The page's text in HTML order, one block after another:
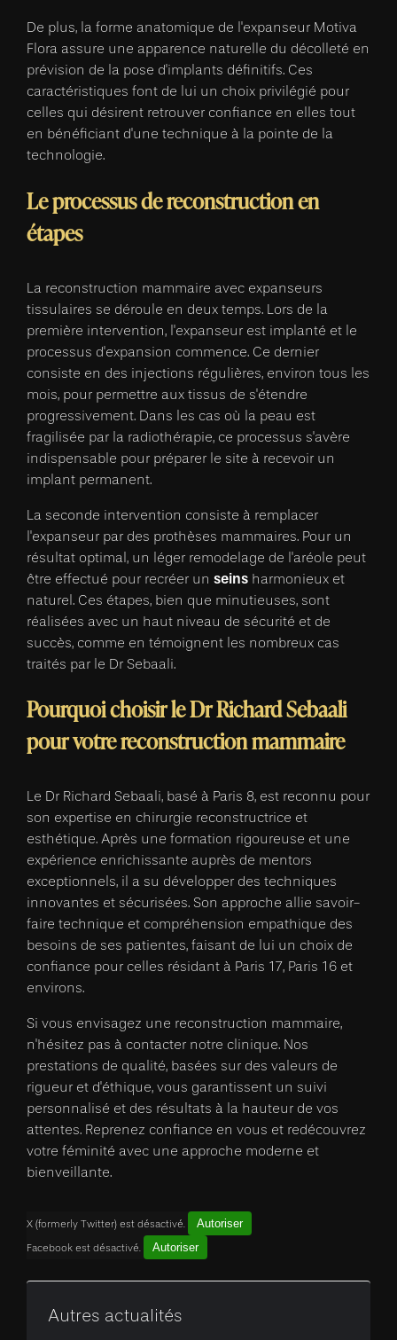
De plus, la forme anatomique de l'expanseur Motiva
Flora assure une apparence naturelle du décolleté en
prévision de la pose d'implants définitifs. Ces
caractéristiques font de lui un choix privilégié pour
celles qui désirent retrouver confiance en elles tout
en bénéficiant d'une technique à la pointe de la
technologie.
Le processus de reconstruction en
étapes
La reconstruction mammaire avec expanseurs
tissulaires se déroule en deux temps. Lors de la
première intervention, l'expanseur est implanté et le
processus d'expansion commence. Ce dernier
consiste en des injections régulières, environ tous les
mois, pour permettre aux tissus de s'étendre
progressivement. Dans les cas où la peau est
fragilisée par la radiothérapie, ce processus s'avère
indispensable pour préparer le site à recevoir un
implant permanent.
La seconde intervention consiste à remplacer
l'expanseur par des prothèses mammaires. Pour un
résultat optimal, un léger remodelage de l'aréole peut
être effectué pour recréer un seinsharmonieux et
naturel. Ces étapes, bien que minutieuses, sont
réalisées avec un haut niveau de sécurité et de
succès, comme en témoignent les nombreux cas
traités par le Dr Sebaali.
Pourquoi choisir le Dr Richard Sebaali
pour votre reconstruction mammaire
Le Dr Richard Sebaali, basé à Paris 8, est reconnu pour
son expertise en chirurgie reconstructrice et
esthétique. Après une formation rigoureuse et une
expérience enrichissante auprès de mentors
exceptionnels, il a su développer des techniques
innovantes et sécurisées. Son approche allie savoir-
faire technique et compréhension empathique des
besoins de ses patientes, faisant de lui un choix de
confiance pour celles résidant à Paris 17, Paris 16 et
environs.
Si vous envisagez une reconstruction mammaire,
n'hésitez pas à contacter notre clinique. Nos
prestations de qualité, basées sur des valeurs de
rigueur et d'éthique, vous garantissent un suivi
personnalisé et des résultats à la hauteur de vos
attentes. Reprenez confiance en vous et redécouvrez
votre féminité avec une approche moderne et
bienveillante.
X (formerly Twitter) est désactivé. Autoriser
Facebook est désactivé. Autoriser
Autres actualités